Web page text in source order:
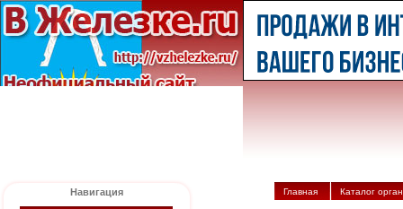
Навигация Главная Каталог